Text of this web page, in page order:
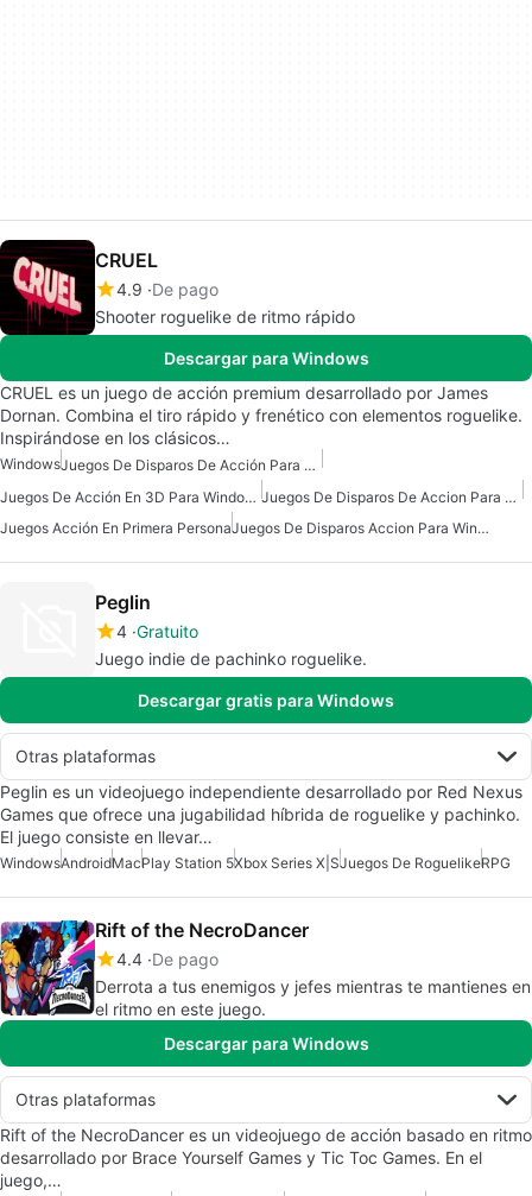
CRUEL
4.9 De pago
Shooter roguelike de ritmo rápido
Descargar para Windows
CRUEL es un juego de acción premium desarrollado por James
Dornan. Combina el tiro rápido y frenético con elementos roguelike.
Inspirándose en los clásicos…
Windows
Juegos De Disparos De Acción Para Windows 11
Juegos De Acción En 3D Para Windows
Juegos De Disparos De Accion Para Windows
Juegos Acción En Primera Persona
Juegos De Disparos Accion Para Windows 10
Peglin
4 Gratuito
Juego indie de pachinko roguelike.
Descargar gratis para Windows
Otras plataformas
Peglin es un videojuego independiente desarrollado por Red Nexus
Games que ofrece una jugabilidad híbrida de roguelike y pachinko.
El juego consiste en llevar…
WindowsAndroidMacPlay Station 5Xbox Series X|SJuegos De RoguelikeRPG
Rift of the NecroDancer
4.4 De pago
Derrota a tus enemigos y jefes mientras te mantienes en
el ritmo en este juego.
Descargar para Windows
Otras plataformas
Rift of the NecroDancer es un videojuego de acción basado en ritmo
desarrollado por Brace Yourself Games y Tic Toc Games. En el
juego,…